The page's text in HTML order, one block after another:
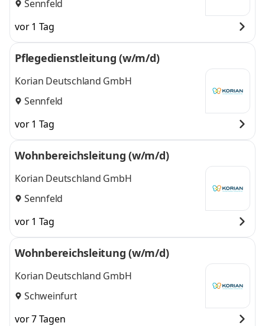
Sennfeld
vor 1 Tag
Pflegedienstleitung (w/m/d)
Korian Deutschland GmbH
Sennfeld
vor 1 Tag
Wohnbereichsleitung (w/m/d)
Korian Deutschland GmbH
Sennfeld
vor 1 Tag
Wohnbereichsleitung (w/m/d)
Korian Deutschland GmbH
Schweinfurt
vor 7 Tagen